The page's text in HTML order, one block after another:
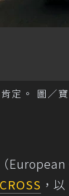
定。 圖／
，